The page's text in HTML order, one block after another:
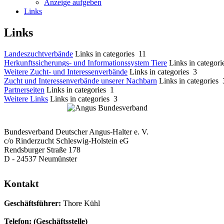
Anzeige aufgeben
Links
Links
Landeszuchtverbände Links in categories 11
Herkunftssicherungs- und Informationssystem Tiere Links in
Weitere Zucht- und Interessenverbände Links in categories 3
Zucht und Interessenverbände unserer Nachbarn Links in categories
Partnerseiten Links in categories 1
Weitere Links Links in categories 3
Bundesverband Deutscher Angus-Halter e. V.
c/o Rinderzucht Schleswig-Holstein eG
Rendsburger Straße 178
D - 24537 Neumünster
Kontakt
Geschäftsführer: Thore Kühl
Telefon: (Geschäftsstelle)